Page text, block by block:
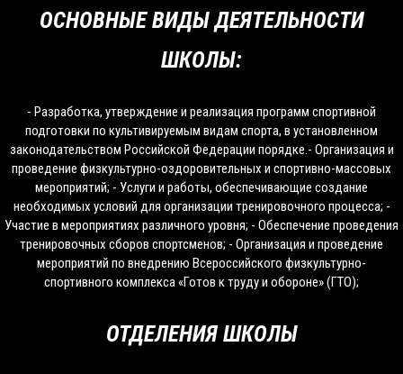
ОСНОВНЫЕ ВИДЫ ДЕЯТЕЛЬНОСТИ
ШКОЛЫ:
- Разработка, утверждение и реализация программ спортивной
подготовки по культивируемым видам спорта, в установленном
законодательством Российской Федерации порядке.- Организация и
проведение физкультурно-оздоровительных и спортивно-массовых
мероприятий; - Услуги и работы, обеспечивающие создание
необходимых условий для организации тренировочного процесса; -
Участие в мероприятиях различного уровня; - Обеспечение проведения
тренировочных сборов спортсменов; - Организация и проведение
мероприятий по внедрению Всероссийского физкультурно-
спортивного комплекса «Готов к труду и обороне» (ГТО);
ОТДЕЛЕНИЯ ШКОЛЫ